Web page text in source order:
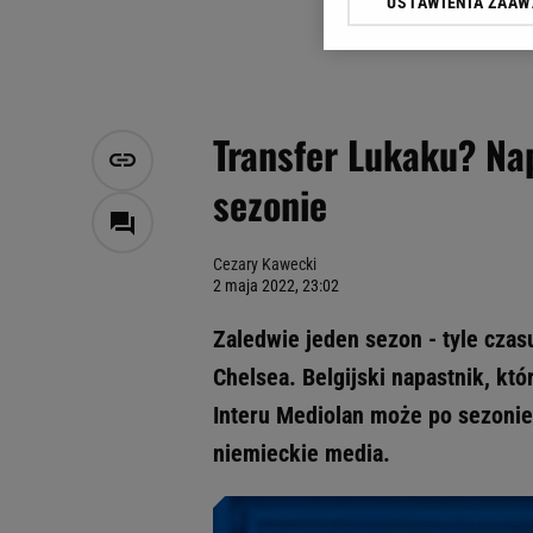
Transfer Lukaku?
sezonie
Cezary Kawecki
2 maja 2022, 23:02
Zaledwie jeden sezon - tyle
Chelsea. Belgijski napastnik,
Interu Mediolan może po
niemieckie media.
Klikając „Akceptuję”
Zaufanych Partnerów i
My, nasi Zaufani